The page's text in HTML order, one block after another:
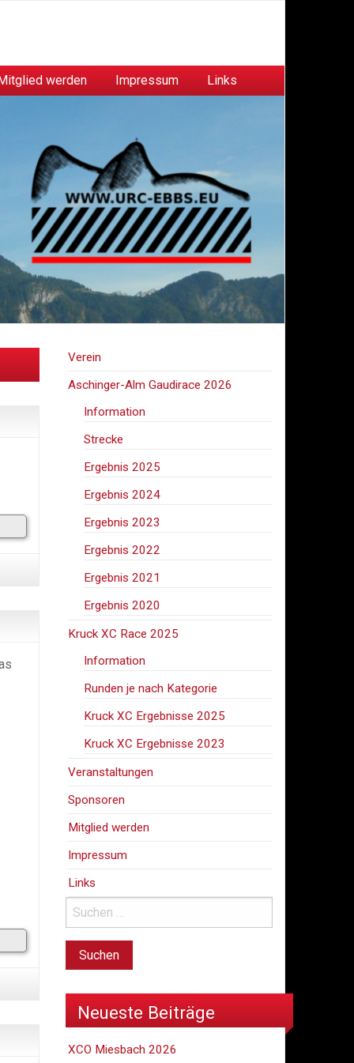
werden Impressum Links
Verein
Aschinger-Alm Gaudirace 2026
Information
Strecke
Ergebnis 2025
Ergebnis 2024
Ergebnis 2023
Ergebnis 2022
Ergebnis 2021
Ergebnis 2020
Kruck XC Race 2025
Information
Runden je nach Kategorie
Kruck XC Ergebnisse 2025
Kruck XC Ergebnisse 2023
Veranstaltungen
Sponsoren
Mitglied werden
Impressum
Links
Neueste Beiträge
XCO Miesbach 2026